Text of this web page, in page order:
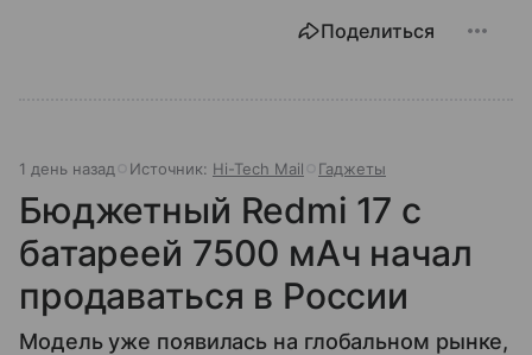
Поделиться
1 день назад Источник: Hi-Tech Mail Гаджеты
Бюджетный Redmi 17 с
батареей 7500 мАч начал
продаваться в России
Модель уже появилась на глобальном рынке,